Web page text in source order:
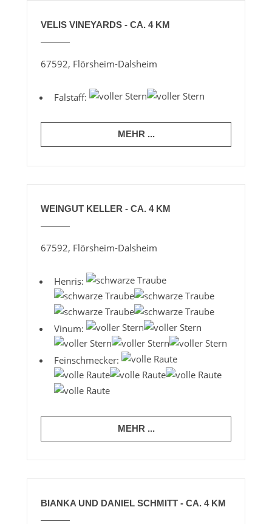
VELIS VINEYARDS - CA. 4 KM
67592, Flörsheim-Dalsheim
Falstaff:
MEHR ...
WEINGUT KELLER - CA. 4 KM
67592, Flörsheim-Dalsheim
Henris:
Vinum:
Feinschmecker:
MEHR ...
BIANKA UND DANIEL SCHMITT - CA. 4 KM